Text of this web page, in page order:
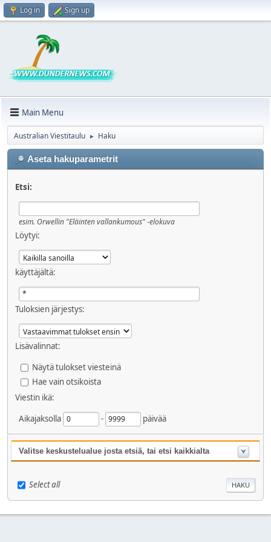
Log in Sign up
Main Menu
Australian Viestitaulu ► Haku
Aseta hakuparametrit
Etsi:
esim. Orwellin "Eläinten vallankumous" -elokuva
Löytyi:
käyttäjältä:
Tuloksien järjestys:
Lisävalinnat:
Näytä tulokset viesteinä
Hae vain otsikoista
Viestin ikä:
Aikajaksolla
- päivää
Valitse keskustelualue josta etsiä, tai etsi kaikkialta
Select all